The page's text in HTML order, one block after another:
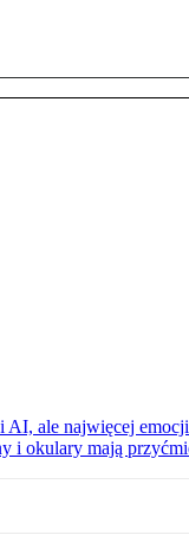
AI, ale najwięcej
i okulary mają